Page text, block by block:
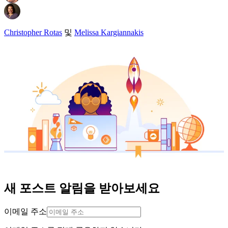
Christopher Rotas 및 Melissa Kargiannakis
새 포스트 알림을 받아보세요
이메일 주소